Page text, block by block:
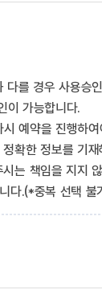
를 경우 사용승
이 가능합니다.
예약을 진행하여
확한 정보를 기
는 책임을 지지
다.(*중복 선택 불